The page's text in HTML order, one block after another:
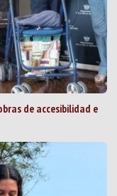
de accesibilidad e